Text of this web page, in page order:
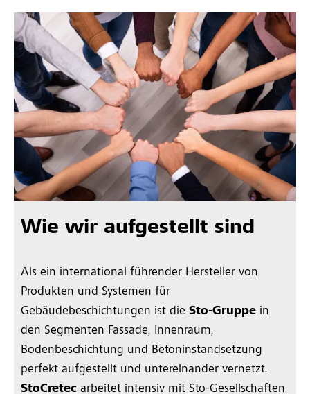
Wie wir aufgestellt sind
Als ein international führender Hersteller von
Produkten und Systemen für
Gebäudebeschichtungen ist die Sto-Gruppe in
den Segmenten Fassade, Innenraum,
Bodenbeschichtung und Betoninstandsetzung
perfekt aufgestellt und untereinander vernetzt.
StoCretec arbeitet intensiv mit Sto-Gesellschaften